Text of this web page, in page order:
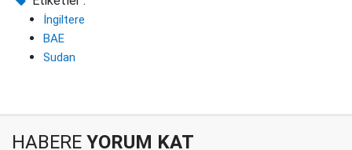
İngiltere
BAE
Sudan
HABERE YORUM KAT